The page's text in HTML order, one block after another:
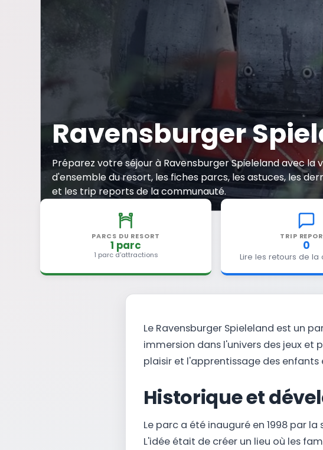
Ravensburger
Préparez votre séjour à Ravensburger Spieleland avec la
d'ensemble du resort, les fiches parcs, les astuces, les
et les trip reports de la communauté.
PARCS DU RESORT
1 parc
1 parc d'attractions
TRIP
0
Lire les retours de la
Le Ravensburger Spieleland est un
immersion dans l'univers des jeux et
plaisir et l'apprentissage des enfants
Historique et
Le parc a été inauguré en 1998 par la
L'idée était de créer un lieu où les